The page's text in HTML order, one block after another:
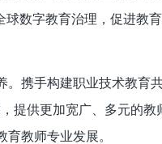
数字教育治理，促进教
携手构建职业技术教育
提供更加宽广、多元的
教师专业发展。